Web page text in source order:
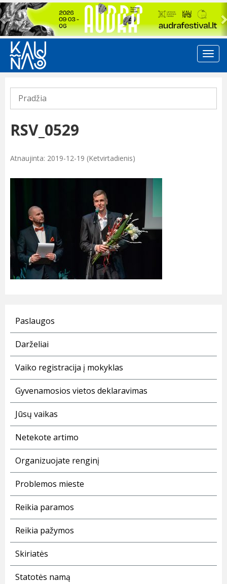
Previous
Pradžia
RSV_0529
Atnaujinta: 2019-12-19 (Ketvirtadienis)
Paslaugos
Darželiai
Vaiko registracija į mokyklas
Gyvenamosios vietos deklaravimas
Jūsų vaikas
Netekote artimo
Organizuojate renginį
Problemos mieste
Reikia paramos
Reikia pažymos
Skiriatės
Statotės namą